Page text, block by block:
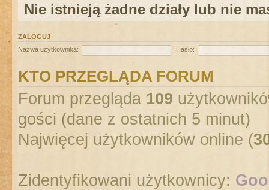
Nie istnieją żadne działy lub nie
ZALOGUJ
Nazwa użytkownika:
Hasło:
KTO PRZEGLĄDA FORUM
Forum przegląda 109
gości (dane z ostatnich 5 minut)
Najwięcej użytkowników online (
Zidentyfikowani użytkownicy: